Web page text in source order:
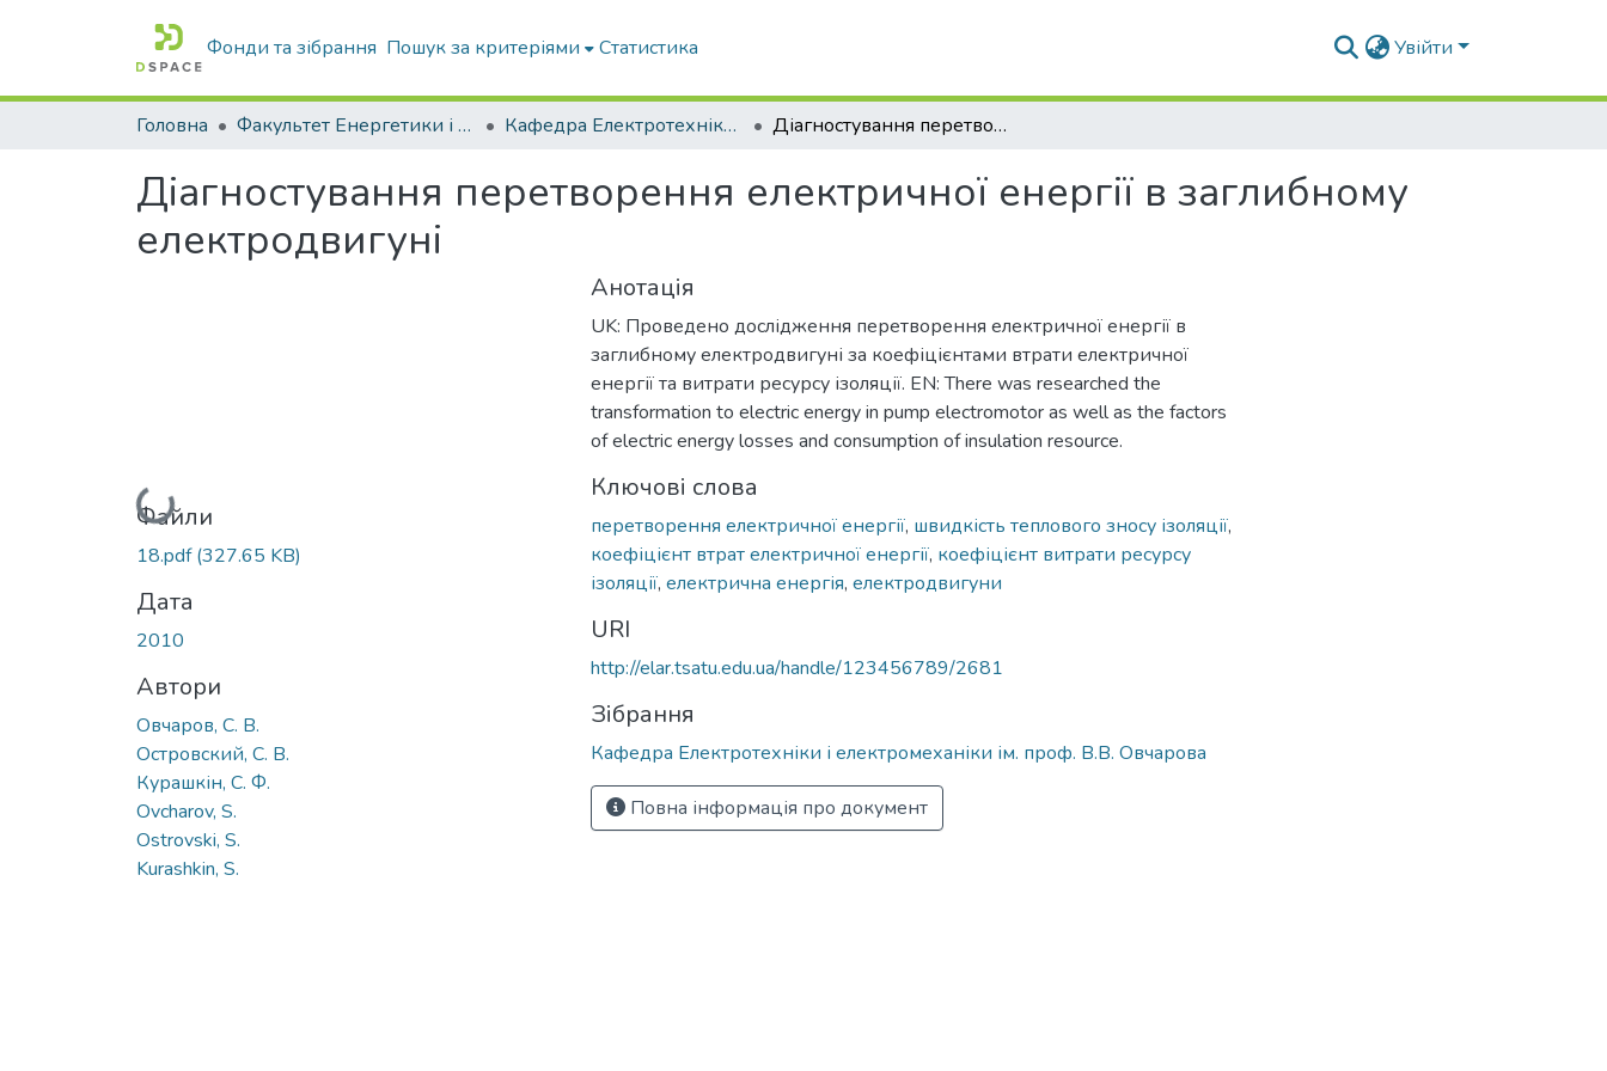
Фонди та зібрання Пошук за критеріями Статистика Увійти
Головна Факультет Енергетики і комп'ютерних технологій Кафедра Електротехніки і електромеханіки ім. проф. В.В. Овчарова Діагностування перетворення електричної енергії в заглибному електродвигуні
Діагностування перетворення електричної енергії в заглибному
електродвигуні
Вантажиться...
Файли
18.pdf(327.65 KB)
Дата
2010
Автори
Овчаров, С. В.
Островский, С. В.
Курашкін, С. Ф.
Ovcharov, S.
Ostrovski, S.
Kurashkin, S.
Анотація
UK: Проведено дослідження перетворення електричної енергії в
заглибному електродвигуні за коефіцієнтами втрати електричної
енергії та витрати ресурсу ізоляції. EN: There was researched the
transformation to electric energy in pump electromotor as well as the factors
of electric energy losses and consumption of insulation resource.
Ключові слова
перетворення електричної енергії, швидкість теплового зносу ізоляції,
коефіцієнт втрат електричної енергії, коефіцієнт витрати ресурсу
ізоляції, електрична енергія, електродвигуни
URI
http://elar.tsatu.edu.ua/handle/123456789/2681
Зібрання
Кафедра Електротехніки і електромеханіки ім. проф. В.В. Овчарова
Повна інформація про документ